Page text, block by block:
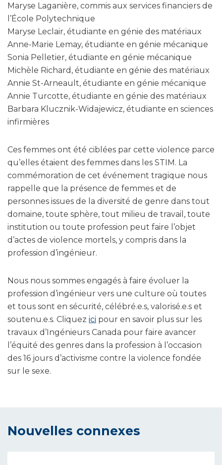
Maryse Laganière, commis aux services financiers de
l’École Polytechnique
Maryse Leclair, étudiante en génie des matériaux
Anne-Marie Lemay, étudiante en génie mécanique
Sonia Pelletier, étudiante en génie mécanique
Michèle Richard, étudiante en génie des matériaux
Annie St-Arneault, étudiante en génie mécanique
Annie Turcotte, étudiante en génie des matériaux
Barbara Klucznik-Widajewicz, étudiante en sciences
infirmières
Ces femmes ont été ciblées par cette violence parce
qu’elles étaient des femmes dans les STIM. La
commémoration de cet événement tragique nous
rappelle que la présence de femmes et de
personnes issues de la diversité de genre dans tout
domaine, toute sphère, tout milieu de travail, toute
institution ou toute profession peut faire l’objet
d’actes de violence mortels, y compris dans la
profession d’ingénieur.
Nous nous sommes engagés à faire évoluer la
profession d’ingénieur vers une culture où toutes
et tous sont en sécurité, célébré.e.s, valorisé.e.s et
soutenu.e.s. Cliquez ici pour en savoir plus sur les
travaux d’Ingénieurs Canada pour faire avancer
l’équité des genres dans la profession à l’occasion
des 16 jours d’activisme contre la violence fondée
sur le sexe.
Nouvelles connexes